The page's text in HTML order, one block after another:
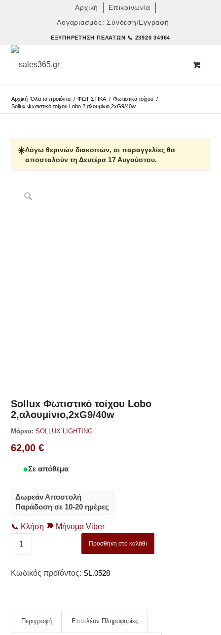
Αρχική
Επικοινωνία
Λογαριασμός: Σύνδεση/Εγγραφή
ΕΞΥΠΗΡΈΤΗΣΗ ΠΕΛΑΤΏΝ 📞 23920 34964
Αρχική Όλα τα προϊόντα / ΦΩΤΙΣΤΙΚΑ / Φωτιστικά τοίχου /
Sollux Φωτιστικό τοίχου Lobo 2,αλουμίνιο,2xG9/40w...
☀️Λόγω θερινών διακοπών, οι παραγγελίες θα
αποσταλούν τη Δευτέρα 17 Αυγούστου.
Sollux Φωτιστικό τοίχου Lobo
2,αλουμίνιο,2xG9/40w
Μάρκα: SOLLUX LIGHTING
62,00€
Σε απόθεμα
Δωρεάν Αποστολή
Παράδοση σε 10-20 ημέρες
📞 Κλήση 💬 Μήνυμα Viber
Προσθήκη στο καλάθι
Κωδικός προϊόντος: SL.0528
Περιγραφή Επιπλέον Πληροφορίες